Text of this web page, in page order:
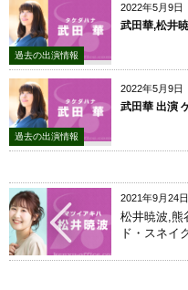
2022年5月9日
過去の出演情報
武田華,松井
2022年5月9日
過去の出演情報
武田華 出演
2021年9月24日
松井暁波,熊
ド・スネイ